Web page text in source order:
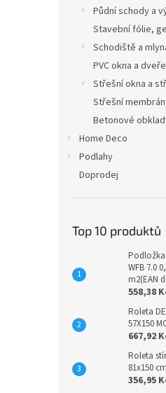
Půdní schody a
Stavební fólie,
Schodiště a
PVC okna a
Střešní okna a
Střešní
Betonové
Home Deco
Podlahy
Doprodej
Top 10 produktů
WFB 7.0
m2(EAN
558,38
Roleta
57X150
667,92
Roleta
81x150 cm
356,95